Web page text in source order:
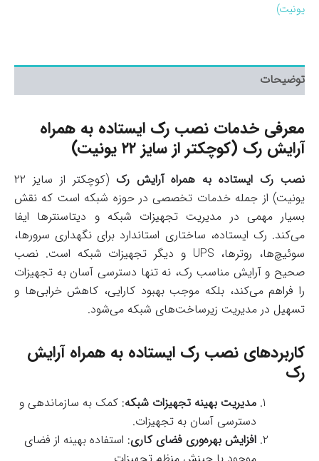
يونيت)
توضیحات
معرفی خدمات نصب رک ايستاده به همراه
آرايش رک (کوچکتر از سايز ۲۲ يونيت)
نصب رک ایستاده به همراه آرایش رک
(کوچکتر از سايز ۲۲
يونيت) از جمله خدمات تخصصی در حوزه شبکه است که نقش
بسیار مهمی در مدیریت تجهیزات شبکه و دیتاسنترها ایفا
می‌کند. رک ایستاده، ساختاری استاندارد برای نگهداری سرورها،
سوئیچ‌ها، روترها، UPS و دیگر تجهیزات شبکه است. نصب
صحیح و آرایش مناسب رک، نه تنها دسترسی آسان به تجهیزات
را فراهم می‌کند، بلکه موجب بهبود کارایی، کاهش خرابی‌ها و
تسهیل در مدیریت زیرساخت‌های شبکه می‌شود.
کاربردهای نصب رک ایستاده به همراه آرایش
رک
مدیریت بهینه تجهیزات شبکه: کمک به سازماندهی و
دسترسی آسان به تجهیزات.
افزایش بهره‌وری فضای کاری: استفاده بهینه از فضای